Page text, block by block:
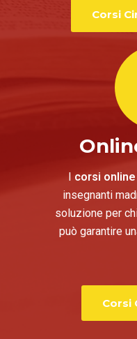
Corsi
I corsi
insegnanti
soluzione per
può garantire
Corsi